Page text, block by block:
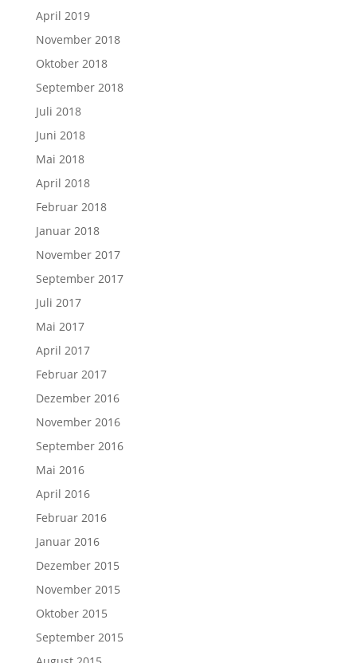
April 2019
November 2018
Oktober 2018
September 2018
Juli 2018
Juni 2018
Mai 2018
April 2018
Februar 2018
Januar 2018
November 2017
September 2017
Juli 2017
Mai 2017
April 2017
Februar 2017
Dezember 2016
November 2016
September 2016
Mai 2016
April 2016
Februar 2016
Januar 2016
Dezember 2015
November 2015
Oktober 2015
September 2015